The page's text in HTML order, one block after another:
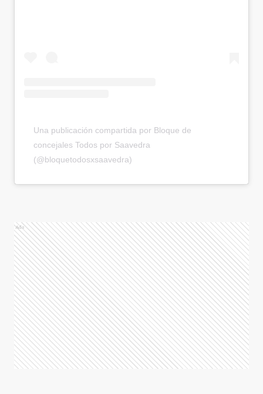
Una publicación compartida por Bloque de
concejales Todos por Saavedra
(@bloquetodosxsaavedra)
Ads